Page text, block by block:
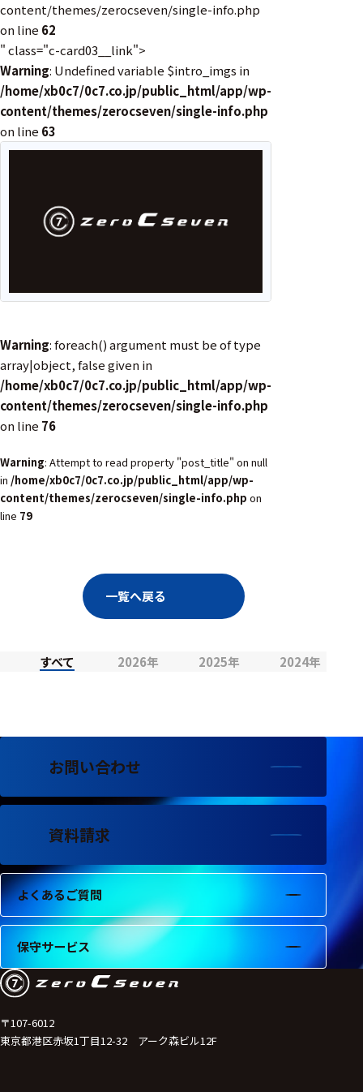
選択した条件をク
リアする
698
件
の
品
を
る
content/themes/zerocseven/single-info.php
on line 62
" class="c-card03__link">
Warning: Undefined variable $intro_imgs in
/home/xb0c7/0c7.co.jp/public_html/app/wp-
content/themes/zerocseven/single-info.php
on line 63
Warning: foreach() argument must be of type
array|object, false given in
/home/xb0c7/0c7.co.jp/public_html/app/wp-
content/themes/zerocseven/single-info.php
on line 76
Warning: Attempt to read property "post_title" on null
in /home/xb0c7/0c7.co.jp/public_html/app/wp-
content/themes/zerocseven/single-info.php on
line 79
一覧へ戻る
すべて 2026年 2025年 2024年
お問い合わせ
資料請求
よくあるご質問
保守サービス
〒107-6012
東京都港区赤坂1丁目12-32 アーク森ビル12F